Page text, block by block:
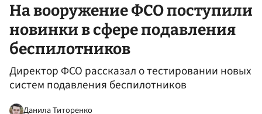
На вооружение ФСО поступили
новинки в сфере подавления
беспилотников
Директор ФСО рассказал о тестировании новых
систем подавления беспилотников
Данила Титоренко